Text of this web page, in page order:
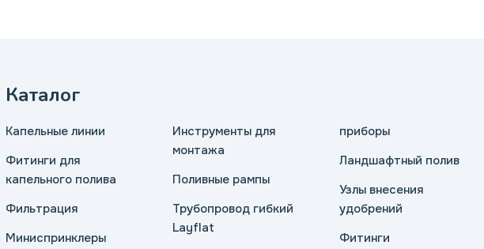
Каталог
Капельные линии
Фитинги для
капельного полива
Фильтрация
Миниспринклеры
Инструменты для
монтажа
Поливные рампы
Трубопровод гибкий
Layflat
приборы
Ландшафтный полив
Узлы внесения
удобрений
Фитинги